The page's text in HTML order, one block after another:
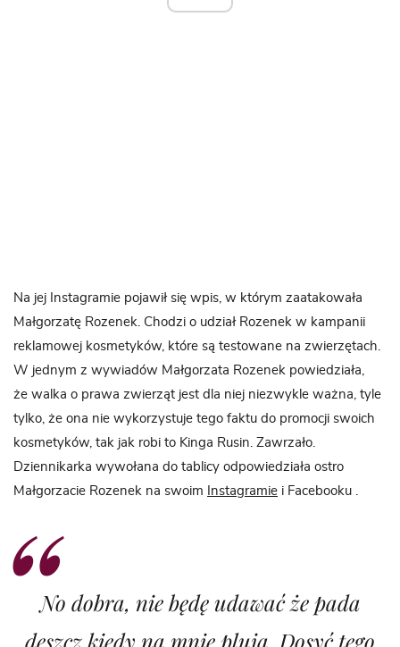
Na jej Instagramie pojawił się wpis, w którym zaatakowała
Małgorzatę Rozenek. Chodzi o udział Rozenek w kampanii
reklamowej kosmetyków, które są testowane na zwierzętach.
W jednym z wywiadów Małgorzata Rozenek powiedziała,
że walka o prawa zwierząt jest dla niej niezwykle ważna, tyle
tylko, że ona nie wykorzystuje tego faktu do promocji swoich
kosmetyków, tak jak robi to Kinga Rusin. Zawrzało.
Dziennikarka wywołana do tablicy odpowiedziała ostro
Małgorzacie Rozenek na swoim
Instagramie i Facebooku .
No dobra, nie będę udawać że pada
deszcz kiedy na mnie plują. Dosyć tego